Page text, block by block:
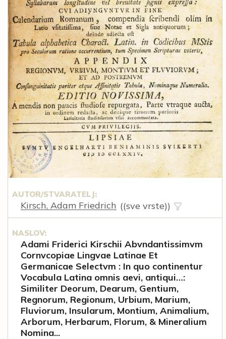
AUTOR/STVARATELJ:
Kirsch, Adam Friedrich ((sve vrste))
NASLOV:
Adami Friderici Kirschii Abvndantissimvm
Cornvcopiae Lingvae Latinae Et
Germanicae Selectvm : In quo continentur
Vocabula Latina omnis aevi, antiqui…:
Similiter Deorum, Dearum, Gentium,
Regnorum, Regionum, Urbium, Marium,
Fluviorum, Insularum, Montium, Animalium,
Arborum, Herbarum, Florum, & Mineralium
Nomina...